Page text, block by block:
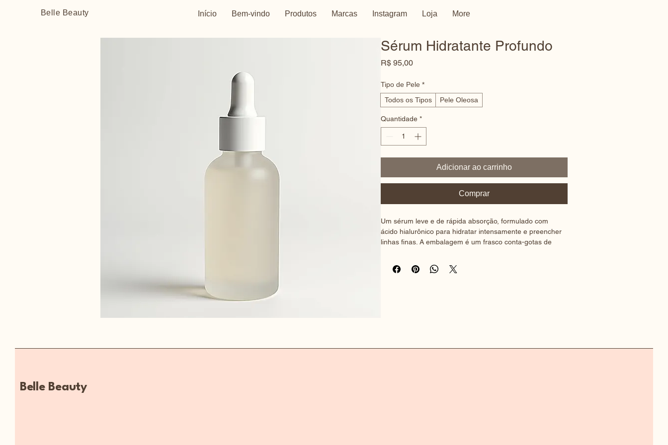
Belle Beauty Início Bem-vindo Produtos Marcas Instagram Loja More
Sérum Hidratante Profundo
R$ 95,00Preço
Tipo de Pele *
Todos os Tipos
Pele Oleosa
Quantidade *
Adicionar ao carrinho
Comprar
Um sérum leve e de rápida absorção, formulado com
ácido hialurônico para hidratar intensamente e preencher
linhas finas. A embalagem é um frasco conta-gotas de
Belle Beauty